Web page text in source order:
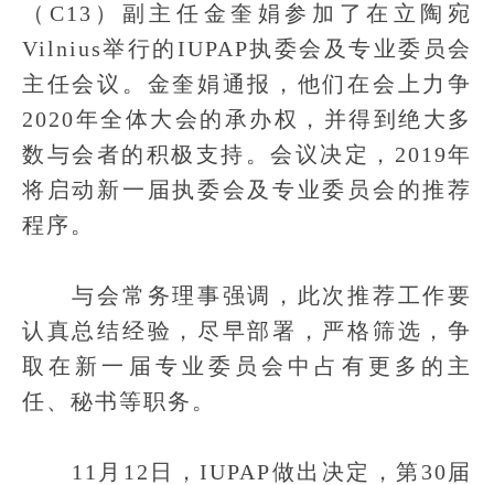
（C13）副主任金奎娟参加了在立陶宛
Vilnius举行的IUPAP执委会及专业委员会
主任会议。金奎娟通报，他们在会上力争
2020年全体大会的承办权，并得到绝大多
数与会者的积极支持。会议决定，2019年
将启动新一届执委会及专业委员会的推荐
程序。
与会常务理事强调，此次推荐工作要
认真总结经验，尽早部署，严格筛选，争
取在新一届专业委员会中占有更多的主
任、秘书等职务。
11月12日，IUPAP做出决定，第30届